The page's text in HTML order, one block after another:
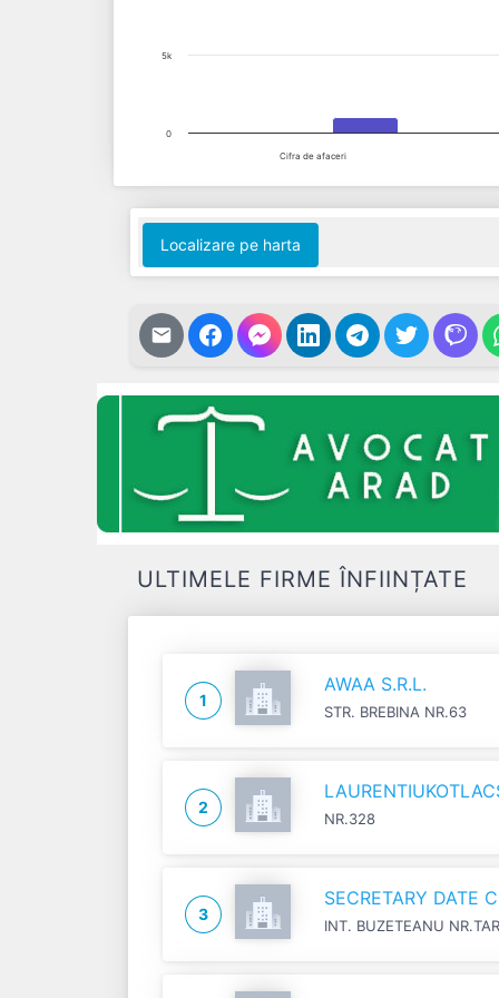
Cifra de afaceri
0
5k
End of interactive chart.
Localizare pe harta
ULTIMELE FIRME ÎNFIINȚATE
1
AWAA S.R.L.
STR. BREBINA NR.63
2
NR.328
3
SECRETARY DATE
INT. BUZETEANU